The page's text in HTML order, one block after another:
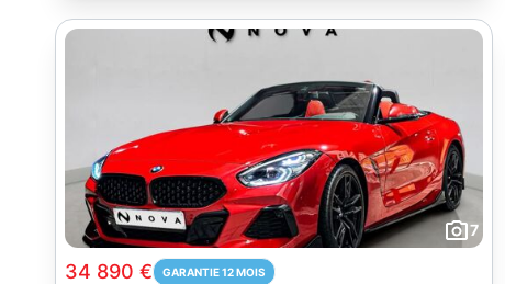
7
34 890 € GARANTIE 12 MOIS